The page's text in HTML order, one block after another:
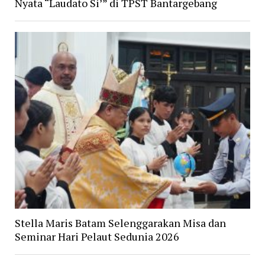
Nyata “Laudato Si’” di TPST Bantargebang
Stella Maris Batam Selenggarakan Misa dan
Seminar Hari Pelaut Sedunia 2026